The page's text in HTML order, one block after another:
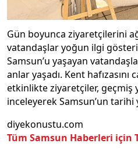
Gün boyunca ziyaretçilerini
vatandaşlar yoğun ilgi
Samsun’u yaşayan
anlar yaşadı. Kent hafızasını
etkinlikte ziyaretçiler, geçmiş
inceleyerek Samsun’un tarihi
diyekonustu.com
Tüm Samsun Haberleri için